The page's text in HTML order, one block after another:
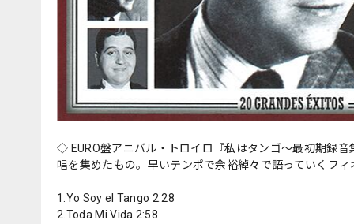
◇ EURO盤アニバル・トロイロ『私はタンゴ〜最初期録
唱を集めたもの。早いテンポで余裕綽々で語っていくフ
1.Yo Soy el Tango 2:28
2.Toda Mi Vida 2:58